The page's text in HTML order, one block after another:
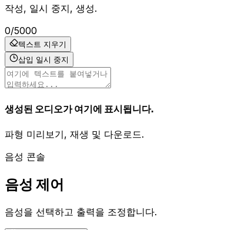
작성, 일시 중지, 생성.
0/5000
텍스트 지우기
삽입 일시 중지
생성된 오디오가 여기에 표시됩니다.
파형 미리보기, 재생 및 다운로드.
음성 콘솔
음성 제어
음성을 선택하고 출력을 조정합니다.